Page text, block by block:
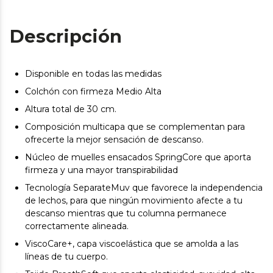
Descripción
Disponible en todas las medidas
Colchón con firmeza Medio Alta
Altura total de 30 cm.
Composición multicapa que se complementan para
ofrecerte la mejor sensación de descanso.
Núcleo de muelles ensacados SpringCore que aporta
firmeza y una mayor transpirabilidad
Tecnología SeparateMuv que favorece la independencia
de lechos, para que ningún movimiento afecte a tu
descanso mientras que tu columna permanece
correctamente alineada.
ViscoCare+, capa viscoelástica que se amolda a las
líneas de tu cuerpo.